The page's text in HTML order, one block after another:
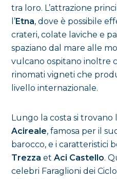
tra loro. L’attrazione
l’Etna, dove è possibile
crateri, colate laviche e
spaziano dal mare alle
vulcano ospitano inoltre
rinomati vigneti che
livello internazionale.
Lungo la costa si
Acireale, famosa per il
barocco, e i caratteristici
Trezza et Aci Castello.
celebri Faraglioni dei